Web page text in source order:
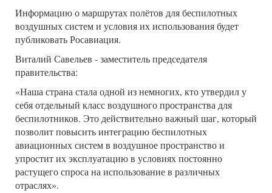
Информацию о маршрутах полётов для беспилотных
воздушных систем и условия их использования будет
публиковать Росавиация.
Виталий Савельев - заместитель председателя
правительства:
«Наша страна стала одной из немногих, кто утвердил у
себя отдельный класс воздушного пространства для
беспилотников. Это действительно важный шаг, который
позволит повысить интеграцию беспилотных
авиационных систем в воздушное пространство и
упростит их эксплуатацию в условиях постоянно
растущего спроса на использование в различных
отраслях».